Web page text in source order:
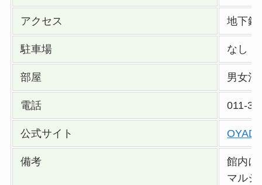
アクセス 地下鉄
駐車場 なし（
部屋 男女混
電話 011-
公式サイト
備考
館内に
マルシ